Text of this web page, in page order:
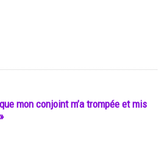
mon conjoint m’a trompée et mis